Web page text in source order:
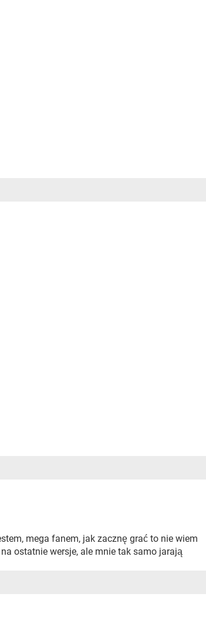
mega fanem, jak zacznę grać to nie wiem
ostatnie wersje, ale mnie tak samo jarają